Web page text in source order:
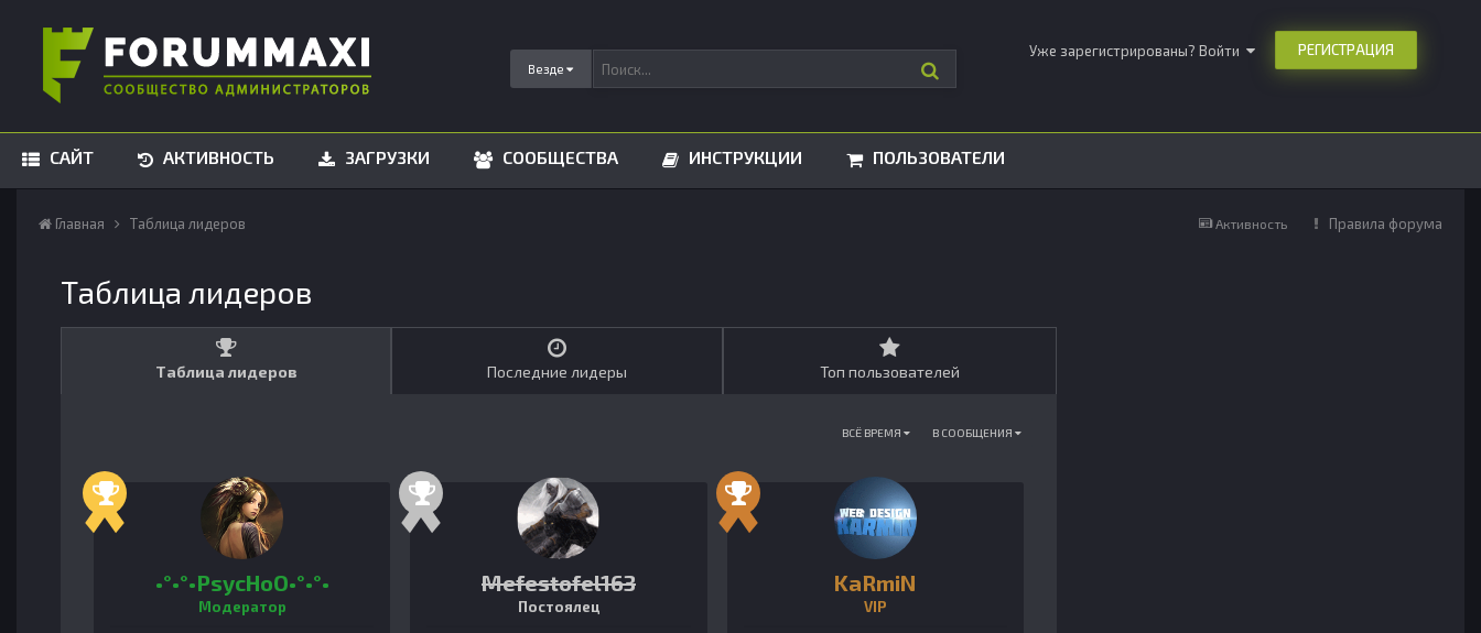
Везде
Уже зарегистрированы? Войти РЕГИСТРАЦИЯ
САЙТ АКТИВНОСТЬ ЗАГРУЗКИ СООБЩЕСТВА ИНСТРУКЦИИ ПОЛЬЗОВАТЕЛИ
Активность Правила форума
Главная Таблица лидеров
Таблица лидеров
Таблица лидеров Последние лидеры Топ пользователей
В СООБЩЕНИЯ
ВСЁ ВРЕМЯ
•°•°•PsycHoO•°•°•
Модератор
Mefestofel163
Постоялец
KaRmiN
VIP